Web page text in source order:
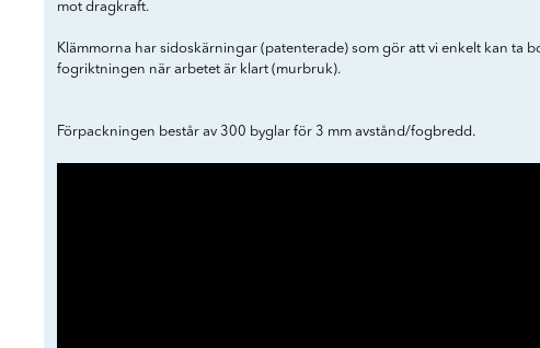
mot dragkraft.
Klämmorna har sidoskärningar (patenterade) som gör att vi enkelt kan ta
fogriktningen när arbetet är klart (murbruk).
Förpackningen består av 300 byglar för 3 mm avstånd/fogbredd.